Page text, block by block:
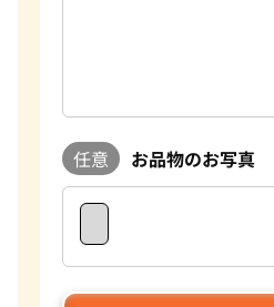
任意 お品物のお写真